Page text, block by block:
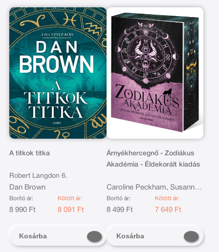
A titkok titka
Robert Langdon 6.
Dan Brown
Borító ár:
8 990 Ft
Kötött ár:
8 091 Ft
Kosárba
Árnyékhercegnő - Zodiákus
Akadémia - Éldekorált kiadás
Caroline Peckham, Susanne
Valenti
Borító ár:
8 499 Ft
Kötött ár:
7 649 Ft
Kosárba